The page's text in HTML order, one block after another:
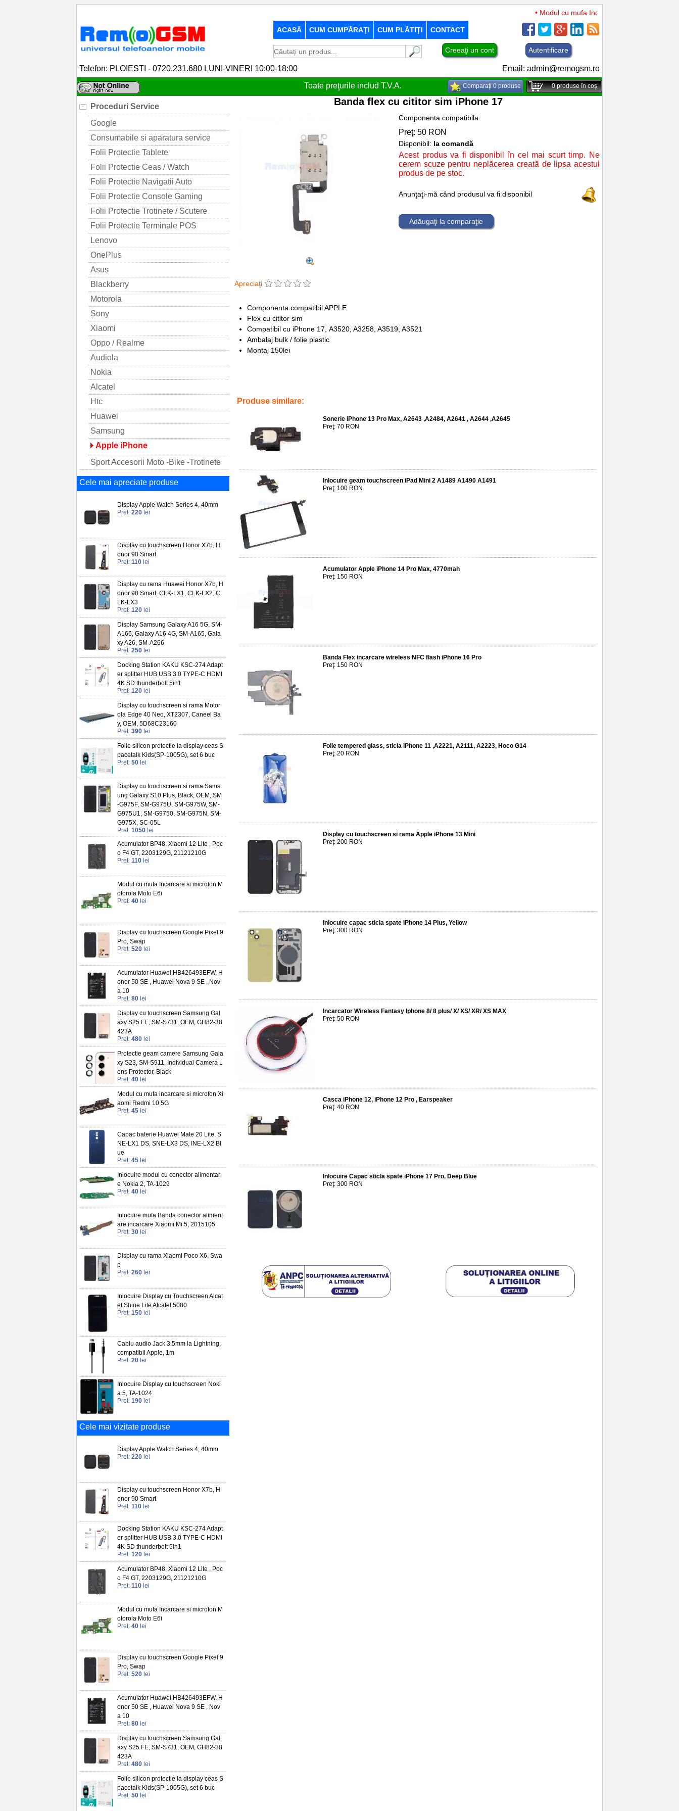
• Modul cu mufa Incarcare si microfon TCL 50
ACASĂ CUM CUMPĂRAŢI CUM PLĂTIŢI CONTACT
Creeaţi un cont Autentificare
Telefon: PLOIESTI - 0720.231.680 LUNI-VINERI 10:00-18:00 Email: admin@remogsm.ro
Toate preţurile includ T.V.A.
Comparaţi 0 produse 0produse în coş
Proceduri Service
Google
Consumabile si aparatura service
Folii Protectie Tablete
Folii Protectie Ceas / Watch
Folii Protectie Navigatii Auto
Folii Protectie Console Gaming
Folii Protectie Trotinete / Scutere
Folii Protectie Terminale POS
Lenovo
OnePlus
Asus
Blackberry
Motorola
Sony
Xiaomi
Oppo / Realme
Audiola
Nokia
Alcatel
Htc
Huawei
Samsung
Apple iPhone
Sport Accesorii Moto -Bike -Trotinete
Cele mai apreciate produse
Display Apple Watch Series 4, 40mm
Pret: 220 lei
Display cu touchscreen Honor X7b, H
onor 90 Smart
Pret: 110 lei
Display cu rama Huawei Honor X7b, H
onor 90 Smart, CLK-LX1, CLK-LX2, C
LK-LX3
Pret: 120 lei
Display Samsung Galaxy A16 5G, SM-
A166, Galaxy A16 4G, SM-A165, Gala
xy A26, SM-A266
Pret: 250 lei
Docking Station KAKU KSC-274 Adapt
er splitter HUB USB 3.0 TYPE-C HDMI
4K SD thunderbolt 5in1
Pret: 120 lei
Display cu touchscreen si rama Motor
ola Edge 40 Neo, XT2307, Caneel Ba
y, OEM, 5D68C23160
Pret: 390 lei
Folie silicon protectie la display ceas S
pacetalk Kids(SP-1005G), set 6 buc
Pret: 50 lei
Display cu touchscreen si rama Sams
ung Galaxy S10 Plus, Black, OEM, SM
-G975F, SM-G975U, SM-G975W, SM-
G975U1, SM-G9750, SM-G975N, SM-
G975X, SC-05L
Pret: 1050 lei
Acumulator BP48, Xiaomi 12 Lite , Poc
o F4 GT, 2203129G, 21121210G
Pret: 110 lei
Modul cu mufa Incarcare si microfon M
otorola Moto E6i
Pret: 40 lei
Display cu touchscreen Google Pixel 9
Pro, Swap
Pret: 520 lei
Acumulator Huawei HB426493EFW, H
onor 50 SE , Huawei Nova 9 SE , Nov
a 10
Pret: 80 lei
Display cu touchscreen Samsung Gal
axy S25 FE, SM-S731, OEM, GH82-38
423A
Pret: 480 lei
Protectie geam camere Samsung Gala
xy S23, SM-S911, Individual Camera L
ens Protector, Black
Pret: 40 lei
Modul cu mufa incarcare si microfon Xi
aomi Redmi 10 5G
Pret: 45 lei
Capac baterie Huawei Mate 20 Lite, S
NE-LX1 DS, SNE-LX3 DS, INE-LX2 Bl
ue
Pret: 45 lei
Inlocuire modul cu conector alimentar
e Nokia 2, TA-1029
Pret: 40 lei
Inlocuire mufa Banda conector aliment
are incarcare Xiaomi Mi 5, 2015105
Pret: 30 lei
Display cu rama Xiaomi Poco X6, Swa
p
Pret: 260 lei
Inlocuire Display cu Touchscreen Alcat
el Shine Lite Alcatel 5080
Pret: 150 lei
Cablu audio Jack 3.5mm la Lightning,
compatibil Apple, 1m
Pret: 20 lei
Inlocuire Display cu touchscreen Noki
a 5, TA-1024
Pret: 190 lei
Cele mai vizitate produse
Display Apple Watch Series 4, 40mm
Pret: 220 lei
Display cu touchscreen Honor X7b, H
onor 90 Smart
Pret: 110 lei
Docking Station KAKU KSC-274 Adapt
er splitter HUB USB 3.0 TYPE-C HDMI
4K SD thunderbolt 5in1
Pret: 120 lei
Acumulator BP48, Xiaomi 12 Lite , Poc
o F4 GT, 2203129G, 21121210G
Pret: 110 lei
Modul cu mufa Incarcare si microfon M
otorola Moto E6i
Pret: 40 lei
Display cu touchscreen Google Pixel 9
Pro, Swap
Pret: 520 lei
Acumulator Huawei HB426493EFW, H
onor 50 SE , Huawei Nova 9 SE , Nov
a 10
Pret: 80 lei
Display cu touchscreen Samsung Gal
axy S25 FE, SM-S731, OEM, GH82-38
423A
Pret: 480 lei
Folie silicon protectie la display ceas S
pacetalk Kids(SP-1005G), set 6 buc
Pret: 50 lei
Banda flex cu cititor sim iPhone 17
Apreciaţi
Componenta compatibila
Preţ: 50 RON
Disponibil: la comandă
Acest produs va fi disponibil în cel mai scurt timp. Ne
cerem scuze pentru neplăcerea creată de lipsa acestui
produs de pe stoc.
Anunţaţi-mă când produsul va fi disponibil
Adăugaţi la comparaţie
Componenta compatibil APPLE
Flex cu cititor sim
Compatibil cu iPhone 17, A3520, A3258, A3519, A3521
Ambalaj bulk / folie plastic
Montaj 150lei
Produse similare:
Sonerie iPhone 13 Pro Max, A2643 ,A2484, A2641 , A2644 ,A2645
Preţ: 70 RON
Inlocuire geam touchscreen iPad Mini 2 A1489 A1490 A1491
Preţ: 100 RON
Acumulator Apple iPhone 14 Pro Max, 4770mah
Preţ: 150 RON
Banda Flex incarcare wireless NFC flash iPhone 16 Pro
Preţ: 150 RON
Folie tempered glass, sticla iPhone 11 ,A2221, A2111, A2223, Hoco G14
Preţ: 20 RON
Display cu touchscreen si rama Apple iPhone 13 Mini
Preţ: 200 RON
Inlocuire capac sticla spate iPhone 14 Plus, Yellow
Preţ: 300 RON
Incarcator Wireless Fantasy Iphone 8/ 8 plus/ X/ XS/ XR/ XS MAX
Preţ: 50 RON
Casca iPhone 12, iPhone 12 Pro , Earspeaker
Preţ: 40 RON
Inlocuire Capac sticla spate iPhone 17 Pro, Deep Blue
Preţ: 300 RON